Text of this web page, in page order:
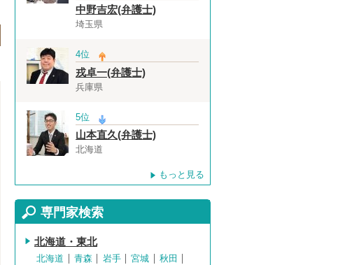
中野吉宏(弁護士)
埼玉県
4位
戎卓一(弁護士)
兵庫県
5位
山本直久(弁護士)
北海道
もっと見る
専門家検索
北海道・東北
北海道 青森 岩手 宮城
秋田